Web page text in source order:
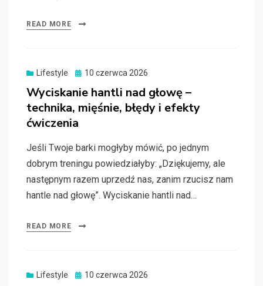
READ MORE
Lifestyle
Posted
10 czerwca 2026
Wyciskanie hantli nad głowę –
technika, mięśnie, błędy i efekty
ćwiczenia
Jeśli Twoje barki mogłyby mówić, po jednym
dobrym treningu powiedziałyby: „Dziękujemy, ale
następnym razem uprzedź nas, zanim rzucisz nam
hantle nad głowę”. Wyciskanie hantli nad…
READ MORE
Lifestyle
Posted
10 czerwca 2026